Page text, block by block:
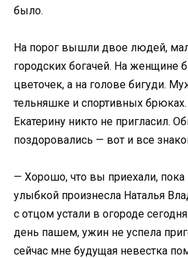
было.
На порог вышли двое людей,
городских богачей. На женщине
цветочек, а на голове бигуди.
тельняшке и спортивных
Екатерину никто не пригласил.
поздоровались — вот и все
— Хорошо, что вы приехали, пока
улыбкой произнесла Наталья
с отцом устали в огороде
день пашем, ужин не успела
сейчас мне будущая невестка